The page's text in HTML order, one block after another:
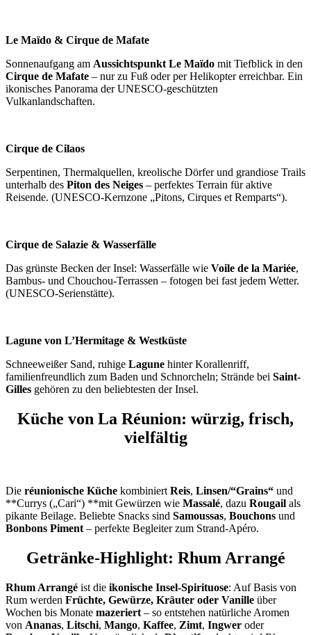
Le Maïdo & Cirque de Mafate
Sonnenaufgang am Aussichtspunkt Le Maïdo mit Tiefblick in den
Cirque de Mafate – nur zu Fuß oder per Helikopter erreichbar. Ein
ikonisches Panorama der UNESCO-geschützten
Vulkanlandschaften.
Cirque de Cilaos
Serpentinen, Thermalquellen, kreolische Dörfer und grandiose Trails
unterhalb des Piton des Neiges – perfektes Terrain für aktive
Reisende. (UNESCO-Kernzone „Pitons, Cirques et Remparts“).
Cirque de Salazie & Wasserfälle
Das grünste Becken der Insel: Wasserfälle wie Voile de la Mariée,
Bambus- und Chouchou-Terrassen – fotogen bei fast jedem Wetter.
(UNESCO-Serienstätte).
Lagune von L’Hermitage & Westküste
Schneeweißer Sand, ruhige Lagune hinter Korallenriff,
familienfreundlich zum Baden und Schnorcheln; Strände bei Saint-
Gilles gehören zu den beliebtesten der Insel.
Küche von La Réunion: würzig, frisch,
vielfältig
Die réunionische Küche kombiniert Reis, Linsen/“Grains“ und
**Currys („Cari“) **mit Gewürzen wie Massalé, dazu Rougail als
pikante Beilage. Beliebte Snacks sind Samoussas, Bouchons und
Bonbons Piment – perfekte Begleiter zum Strand-Apéro.
Getränke-Highlight: Rhum Arrangé
Rhum Arrangé ist die ikonische Insel-Spirituose: Auf Basis von
Rum werden Früchte, Gewürze, Kräuter oder Vanille über
Wochen bis Monate mazeriert – so entstehen natürliche Aromen
von Ananas, Litschi, Mango, Kaffee, Zimt, Ingwer oder